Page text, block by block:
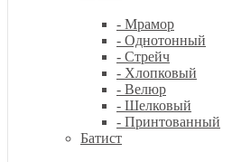
- Мрамор
- Однотонный
- Стрейч
- Хлопковый
- Велюр
- Шелковый
- Принтованный
Батист